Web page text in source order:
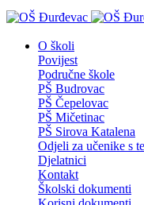
O školi
Povijest
Područne škole
PŠ Budrovac
PŠ Čepelovac
PŠ Mičetinac
PŠ Sirova Katalena
Odjeli za učenike s
Djelatnici
Kontakt
Školski dokumenti